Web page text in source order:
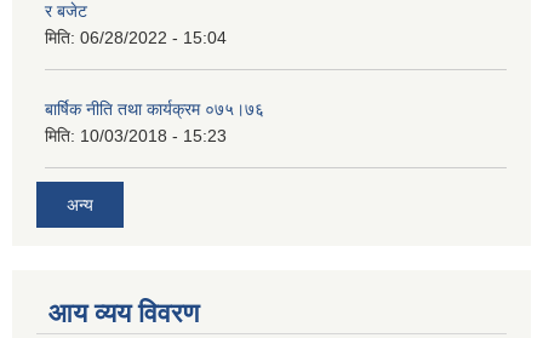
र बजेट
मिति: 06/28/2022 - 15:04
बार्षिक नीति तथा कार्यक्रम ०७५।७६
मिति: 10/03/2018 - 15:23
अन्य
आय व्यय विवरण